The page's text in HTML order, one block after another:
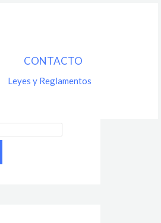
CONTACTO
Leyes y Reglamentos